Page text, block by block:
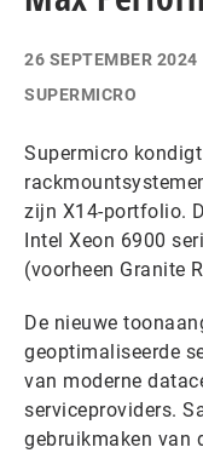
26 SEPTEMBER 2024
SUPERMICRO
Supermicro
zijn X14-portfolio.
Intel Xeon 6900
(voorheen Granite
De nieuwe
geoptimaliseerde
van moderne
serviceproviders.
gebruikmaken van